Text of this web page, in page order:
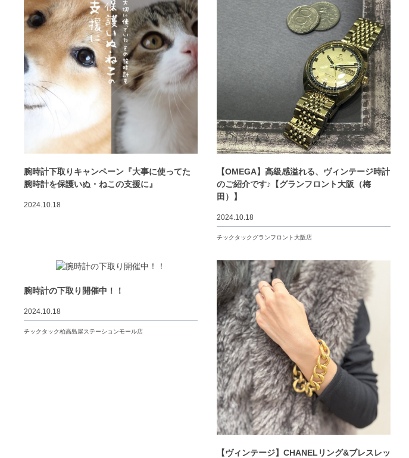
腕時計下取りキャンペーン『大事に使ってた
腕時計を保護いぬ・ねこの支援に』
2024.10.18
【OMEGA】高級感溢れる、ヴィンテージ時計
のご紹介です♪【グランフロント大阪（梅
田）】
2024.10.18
チックタックグランフロント大阪店
腕時計の下取り開催中！！
2024.10.18
チックタック柏高島屋ステーションモール店
【ヴィンテージ】CHANELリング&ブレスレッ